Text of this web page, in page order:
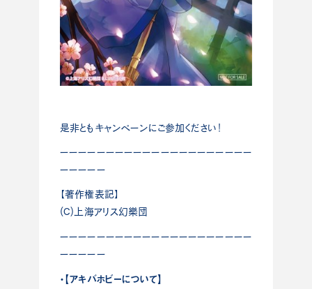
是非ともキャンペーンにご参加ください！
ーーーーーーーーーーーーーーーーーーーーー
ーーーーー
【著作権表記】
(C)上海アリス幻樂団
ーーーーーーーーーーーーーーーーーーーーー
ーーーーー
・【アキバホビーについて】